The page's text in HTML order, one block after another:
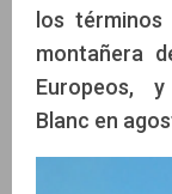
los términos
montañera
Europeos, y
Blanc en